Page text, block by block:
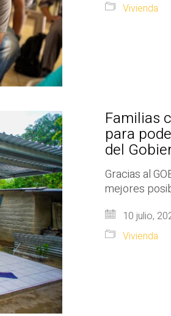
Vivienda
Familias
para
del
Gracias al
mejores
10 julio,
Vivienda